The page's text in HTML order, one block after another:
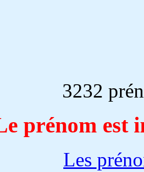
3232
prénom est
Les